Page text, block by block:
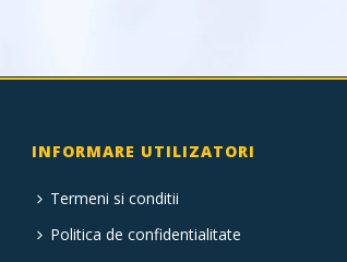
INFORMARE UTILIZATORI
Termeni si conditii
Politica de confidentialitate